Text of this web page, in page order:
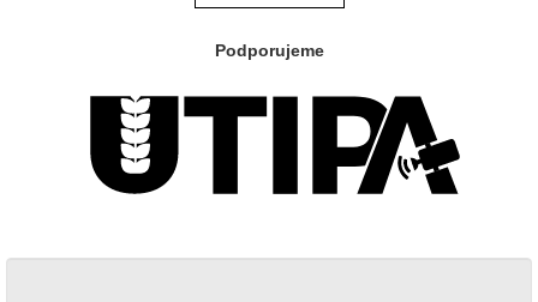
Podporujeme